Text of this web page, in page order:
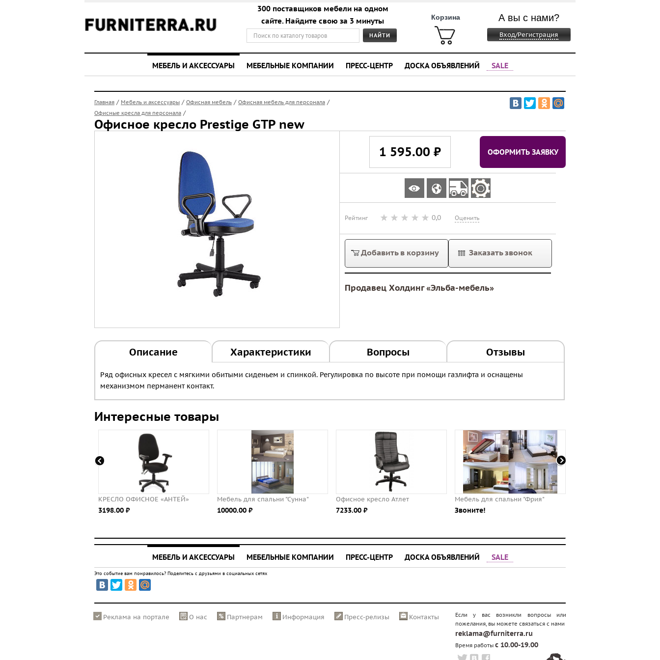
300 поставщиков мебели на одном
сайте. Найдите свою за 3 минуты
Корзина А вы с нами?
Вход/Регистрация
МЕБЕЛЬ И АКСЕССУАРЫ МЕБЕЛЬНЫЕ КОМПАНИИ ПРЕСС-ЦЕНТР ДОСКА ОБЪЯВЛЕНИЙ SALE
Главная / Мебель и аксессуары / Офисная мебель / Офисная мебель для персонала /
Офисные кресла для персонала /
Офисное кресло Prestige GTP new
1 595.00 ⃏
ОФОРМИТЬ ЗАЯВКУ
Рейтинг 0,0 Оценить
Добавить в корзину Заказать звонок
Продавец Холдинг «Эльба-мебель»
Описание Характеристики Вопросы Отзывы
Ряд офисных кресел с мягкими обитыми сиденьем и спинкой. Регулировка по высоте при помощи газлифта и оснащены
механизмом перманент контакт.
Интересные товары
КРЕСЛО ОФИСНОЕ «АНТЕЙ»
3198.00 ⃏
Мебель для спальни "Сунна"
10000.00 ⃏
Офисное кресло Атлет
7233.00 ⃏
Мебель для спальни "Фрия"
Звоните!
МЕБЕЛЬ И АКСЕССУАРЫ МЕБЕЛЬНЫЕ КОМПАНИИ ПРЕСС-ЦЕНТР ДОСКА ОБЪЯВЛЕНИЙ SALE
Это событие вам понравилось? Поделитесь с друзьями в социальных сетях
Реклама на портале О нас Партнерам Информация Пресс-релизы Контакты
Если у вас возникли вопросы или
пожелания, вы можете связаться с нами
reklama@furniterra.ru
Время работы с 10.00-19.00